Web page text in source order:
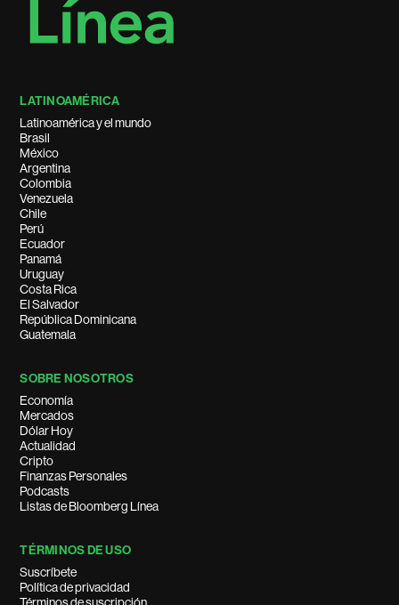
LATINOAMÉRICA
Latinoamérica y el mundo
Brasil
México
Argentina
Colombia
Venezuela
Chile
Perú
Ecuador
Panamá
Uruguay
Costa Rica
El Salvador
República Dominicana
Guatemala
SOBRE NOSOTROS
Economía
Mercados
Dólar Hoy
Actualidad
Cripto
Finanzas Personales
Podcasts
Listas de Bloomberg Línea
TÉRMINOS DE USO
Suscríbete
Política de privacidad